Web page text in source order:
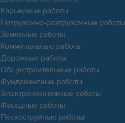
Карьерные работы
Погрузочно-разгрузочные работы
Земляные работы
Коммунальные работы
Дорожные работы
Общестроительные работы
Фундаментные работы
Электро-монтажные работы
Фасадные работы
Пескоструйные работы